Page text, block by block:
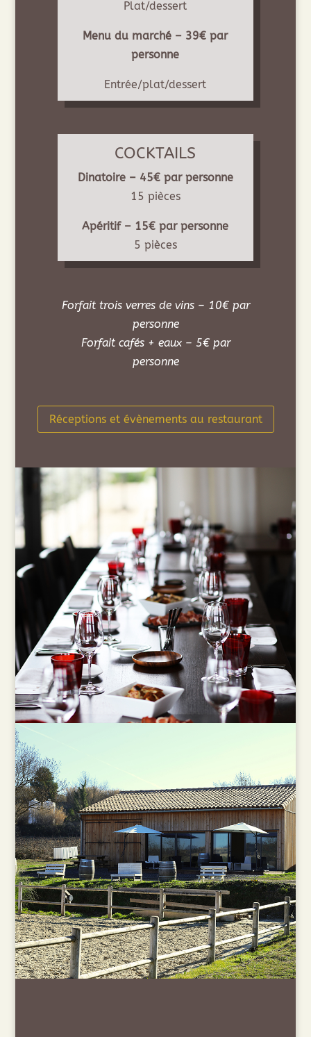
Plat/dessert
Menu du marché – 39€ par
personne
Entrée/plat/dessert
COCKTAILS
Dinatoire – 45€ par personne
15 pièces
Apéritif – 15€ par personne
5 pièces
Forfait trois verres de vins – 10€ par
personne
Forfait cafés + eaux – 5€ par
personne
Réceptions et évènements au restaurant